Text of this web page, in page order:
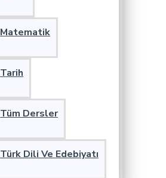
Matematik
Tarih
Tüm Dersler
Türk Dili Ve Edebiyatı